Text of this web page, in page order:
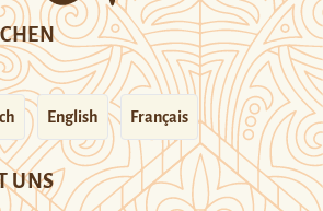
English Français
UNS